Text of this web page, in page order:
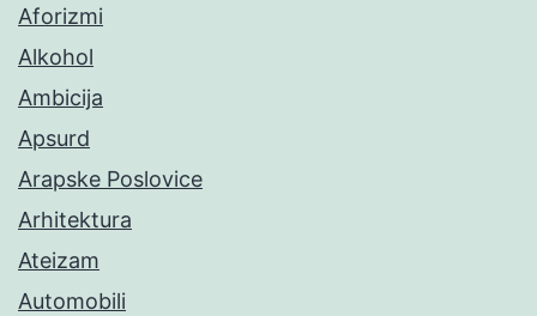
Aforizmi
Alkohol
Ambicija
Apsurd
Arapske Poslovice
Arhitektura
Ateizam
Automobili